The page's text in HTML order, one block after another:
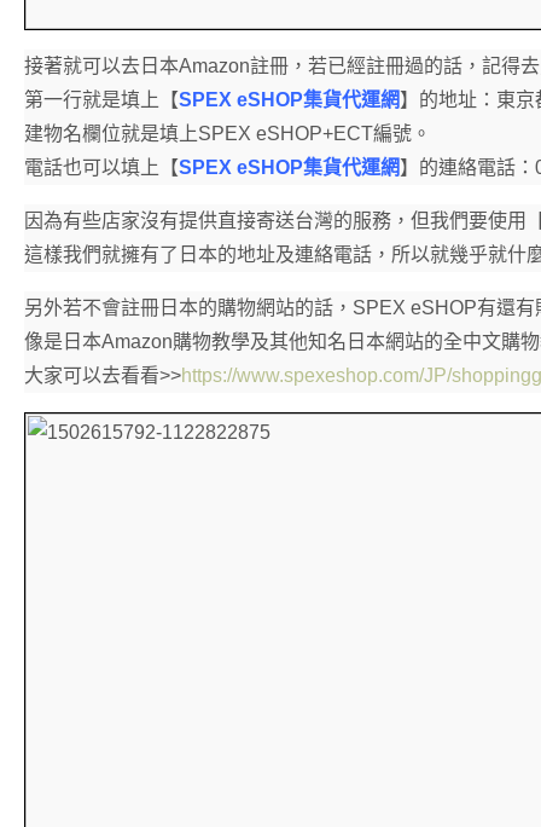
接著就可以去日本Amazon註冊，若已經註冊過的話，記得
第一行就是填上【SPEX eSHOP集貨代運網】的地址：東
建物名欄位就是填上SPEX eSHOP+ECT編號。
電話也可以填上【SPEX eSHOP集貨代運網】的連絡電話
因為有些店家沒有提供直接寄送台灣的服務，但我們要使用
這樣我們就擁有了日本的地址及連絡電話，所以就幾乎就什
另外若不會註冊日本的購物網站的話，SPEX eSHOP有還
像是日本Amazon購物教學及其他知名日本網站的全中文購
大家可以去看看>>https://www.spexeshop.com/JP/